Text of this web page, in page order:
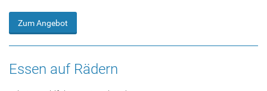
Zum Angebot
Essen auf Rädern